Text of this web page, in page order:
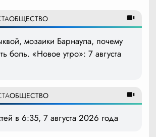
ОБЩЕСТВО
мозаики Барнаула, почему
боль. «Новое утро»: 7 августа
ОБЩЕСТВО
в 6:35, 7 августа 2026 года